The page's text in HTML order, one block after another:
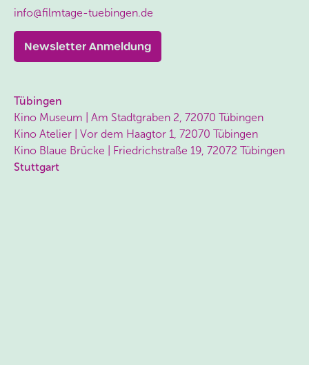
info@filmtage-tuebingen.de
Newsletter Anmeldung
Tübingen
Kino Museum | Am Stadtgraben 2, 72070 Tübingen
Kino Atelier | Vor dem Haagtor 1, 72070 Tübingen
Kino Blaue Brücke | Friedrichstraße 19, 72072 Tübingen
Stuttgart